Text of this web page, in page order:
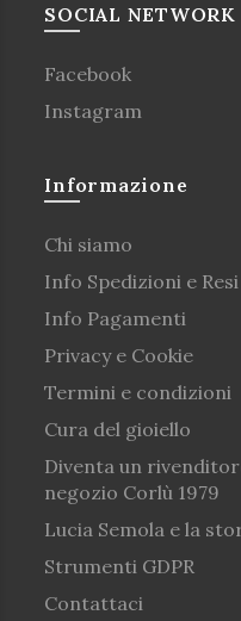
SOCIAL NETWORK
Facebook
Instagram
Informazione
Chi siamo
Info Spedizioni e Resi
Info Pagamenti
Privacy e Cookie
Termini e condizioni
Cura del gioiello
Diventa un
negozio Corlù 1979
Lucia Semola e la
Strumenti GDPR
Contattaci